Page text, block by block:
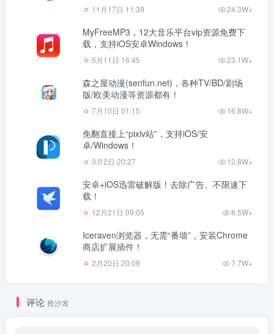
11月17日 11:39 24.3W+
MyFreeMP3，12大音乐平台vip资源免费下
载，支持iOS安卓Windows！
5月11日 16:45 23.1W+
森之屋动漫(senfun.net)，各种TV/BD/剧场
版/欧美动漫等资源都有！
7月10日 01:15 16.8W+
免翻直接上“pixiv站”，支持iOS/安
卓/Windows！
3月2日 20:27 12.8W+
安卓+iOS迅雷破解版！去除广告、不限速下
载！
12月21日 09:05 8.5W+
Iceraven浏览器，无需“番墙”，安装Chrome
商店扩展插件！
2月20日 20:09 7.7W+
评论 抢沙发